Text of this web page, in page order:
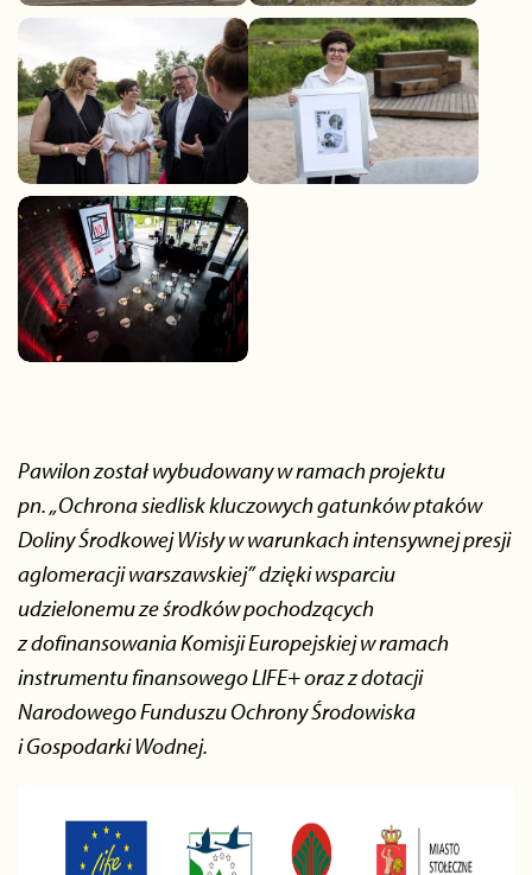
Pawilon został wybudowany w ramach projektu
pn. „Ochrona siedlisk kluczowych gatunków ptaków
Doliny Środkowej Wisły w warunkach intensywnej presji
aglomeracji warszawskiej” dzięki wsparciu
udzielonemu ze środków pochodzących
z dofinansowania Komisji Europejskiej w ramach
instrumentu finansowego LIFE+ oraz z dotacji
Narodowego Funduszu Ochrony Środowiska
i Gospodarki Wodnej.